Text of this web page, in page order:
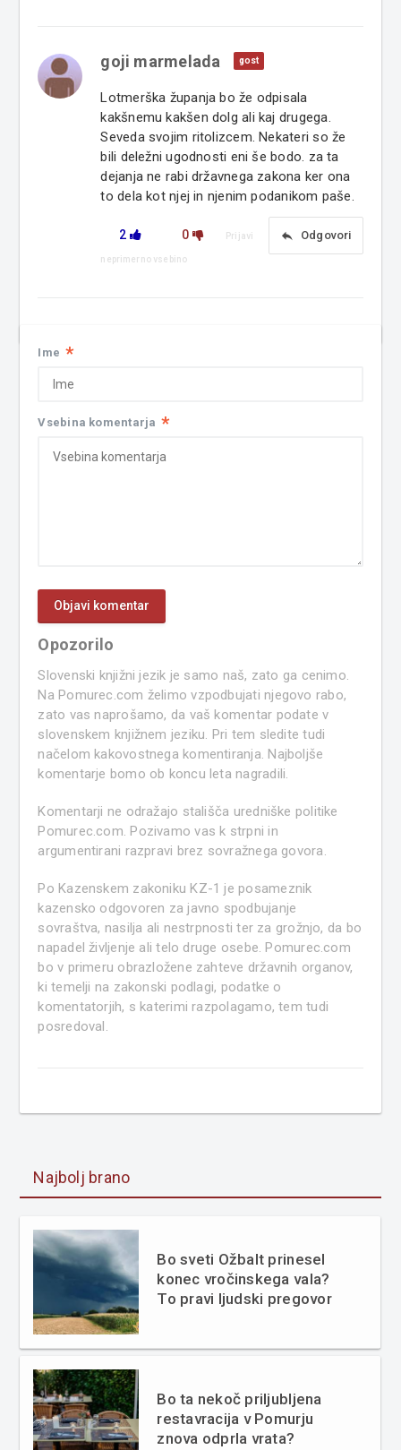
goji marmelada gost
Lotmerška županja bo že odpisala
kakšnemu kakšen dolg ali kaj drugega.
Seveda svojim ritolizcem. Nekateri so že
bili deležni ugodnosti eni še bodo. za ta
dejanja ne rabi državnega zakona ker ona
to dela kot njej in njenim podanikom paše.
2 0 reply Odgovori
Prijavi
neprimerno vsebino
Ime *
Vsebina komentarja *
Opozorilo
Slovenski knjižni jezik je samo naš, zato ga cenimo.
Na Pomurec.com želimo vzpodbujati njegovo rabo,
zato vas naprošamo, da vaš komentar podate v
slovenskem knjižnem jeziku. Pri tem sledite tudi
načelom kakovostnega komentiranja. Najboljše
komentarje bomo ob koncu leta nagradili.
Komentarji ne odražajo stališča uredniške politike
Pomurec.com. Pozivamo vas k strpni in
argumentirani razpravi brez sovražnega govora.
Po Kazenskem zakoniku KZ-1 je posameznik
kazensko odgovoren za javno spodbujanje
sovraštva, nasilja ali nestrpnosti ter za grožnjo, da bo
napadel življenje ali telo druge osebe. Pomurec.com
bo v primeru obrazložene zahteve državnih organov,
ki temelji na zakonski podlagi, podatke o
komentatorjih, s katerimi razpolagamo, tem tudi
posredoval.
Najbolj brano
Bo sveti Ožbalt prinesel
konec vročinskega vala?
To pravi ljudski pregovor
Bo ta nekoč priljubljena
restavracija v Pomurju
znova odprla vrata?